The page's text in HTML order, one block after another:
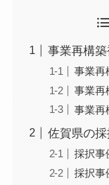
事業再構
事業再
事業再
事業再
佐賀県の
採択
採択